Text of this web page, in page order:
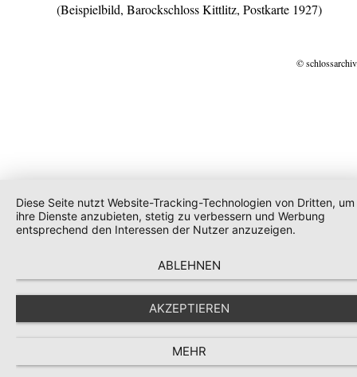
(Beispielbild, Barockschloss Kittlitz, Postkarte 1927)
©
Diese Seite nutzt Website-Tracking-Technologien von Dritten, um
ihre Dienste anzubieten, stetig zu verbessern und Werbung
entsprechend den Interessen der Nutzer anzuzeigen.
ABLEHNEN
AKZEPTIEREN
MEHR